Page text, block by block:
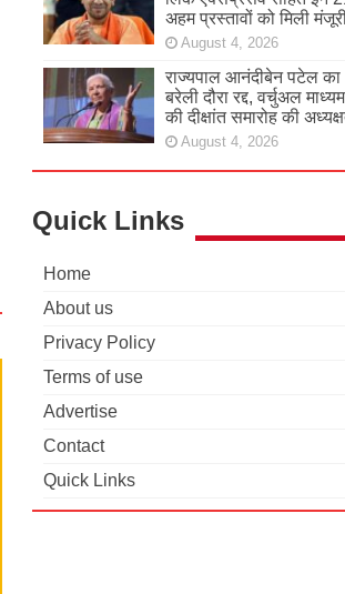
अहम प्रस्तावों को मिली
August 4, 2026
राज्यपाल आनंदीबेन पटेल का
बरेली दौरा रद्द, वर्चुअल
की दीक्षांत समारोह की
August 4, 2026
Quick Links
Home
About us
Privacy Policy
Terms of use
Advertise
Contact
Quick Links